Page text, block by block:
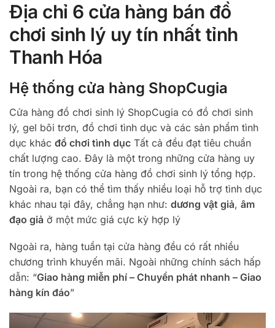
Địa chỉ 6 cửa hàng bán đồ
chơi sinh lý uy tín nhất tỉnh
Thanh Hóa
Hệ thống cửa hàng ShopCugia
Cửa hàng đồ chơi sinh lý ShopCugia có đồ chơi sinh
lý, gel bôi trơn, đồ chơi tình dục và các sản phẩm tình
dục khác đồ chơi tình dục Tất cả đều đạt tiêu chuẩn
chất lượng cao. Đây là một trong những cửa hàng uy
tín trong hệ thống cửa hàng đồ chơi sinh lý tổng hợp.
Ngoài ra, bạn có thể tìm thấy nhiều loại hỗ trợ tình dục
khác nhau tại đây, chẳng hạn như: dương vật giả, âm
đạo giả ở một mức giá cực kỳ hợp lý
Ngoài ra, hàng tuần tại cửa hàng đều có rất nhiều
chương trình khuyến mãi. Ngoài những chính sách hấp
dẫn: “Giao hàng miễn phí – Chuyển phát nhanh – Giao
hàng kín đáo”